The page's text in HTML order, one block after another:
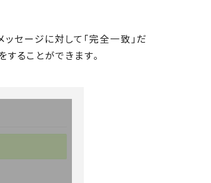
セージに対して「完全一致」だ
ることができます。